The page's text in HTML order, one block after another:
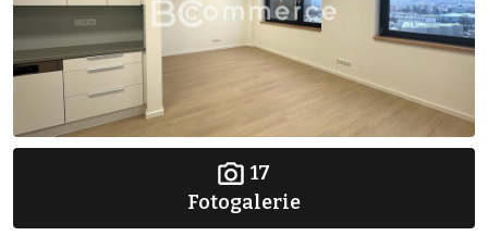
17
Fotogalerie